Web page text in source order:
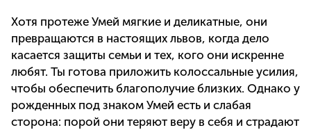
Хотя протеже Умей мягкие и деликатные, они
превращаются в настоящих львов, когда дело
касается защиты семьи и тех, кого они искренне
любят. Ты готова приложить колоссальные усилия,
чтобы обеспечить благополучие близких. Однако у
рожденных под знаком Умей есть и слабая
сторона: порой они теряют веру в себя и страдают